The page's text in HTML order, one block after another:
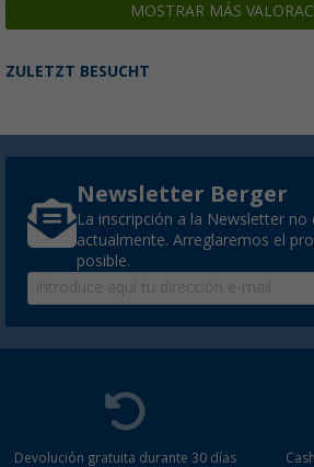
MOSTRAR MÁS
ZULETZT BESUCHT
Newsletter Berger
La inscripción a la Newsletter no
actualmente. Arreglaremos el
posible.
Devolución gratuita durante 30 días